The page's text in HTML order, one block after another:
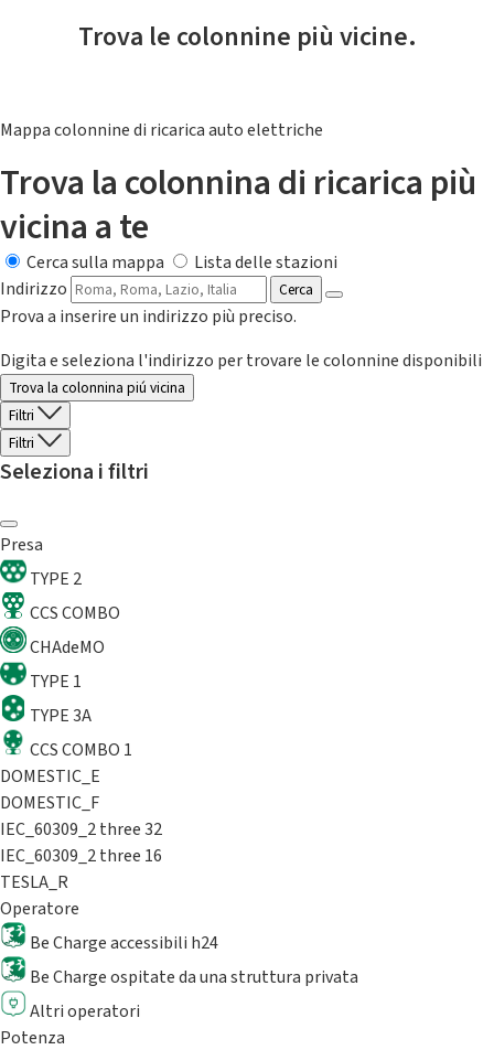
Trova le colonnine più vicine.
Mappa colonnine di ricarica auto elettriche
Trova la colonnina di ricarica più
vicina a te
Cerca sulla mappa
Lista delle stazioni
Indirizzo
Cerca
Prova a inserire un indirizzo più preciso.
Digita e seleziona l'indirizzo per trovare le colonnine disponibili
Trova la colonnina piú vicina
Filtri
Filtri
Seleziona i filtri
Presa
TYPE 2
CCS COMBO
CHAdeMO
TYPE 1
TYPE 3A
CCS COMBO 1
DOMESTIC_E
DOMESTIC_F
IEC_60309_2 three 32
IEC_60309_2 three 16
TESLA_R
Operatore
Be Charge accessibili h24
Be Charge ospitate da una struttura privata
Altri operatori
Potenza